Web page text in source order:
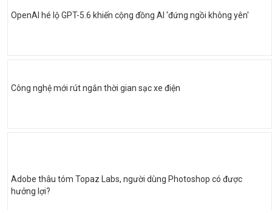
OpenAI hé lộ GPT-5.6 khiến cộng đồng AI 'đứng ngồi không yên'
Công nghệ mới rút ngắn thời gian sạc xe điện
Adobe thâu tóm Topaz Labs, người dùng Photoshop có được
hưởng lợi?